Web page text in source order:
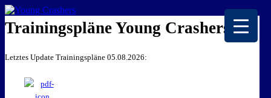
EISKALTE LEIDENSCHAFT
Trainingspläne Young Crashers
Letztes Update Trainingspläne 05.08.2026: